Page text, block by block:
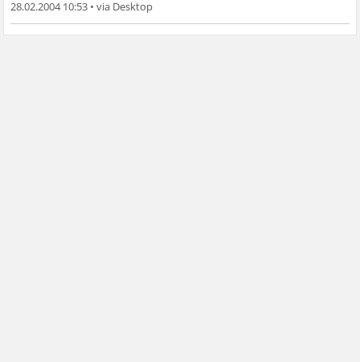
28.02.2004 10:53 •